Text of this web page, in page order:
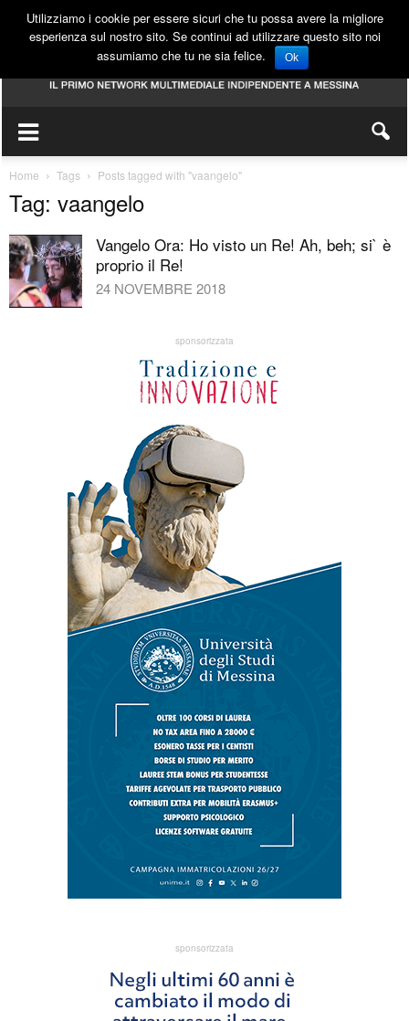
Home Tags Posts tagged with "vaangelo"
Tag: vaangelo
Vangelo Ora: Ho visto un Re! Ah, beh; si` è
proprio il Re!
24 NOVEMBRE 2018
sponsorizzata
sponsorizzata
Utilizziamo i cookie per essere sicuri che tu possa avere la migliore
esperienza sul nostro sito. Se continui ad utilizzare questo sito noi
assumiamo che tu ne sia felice.
Ok